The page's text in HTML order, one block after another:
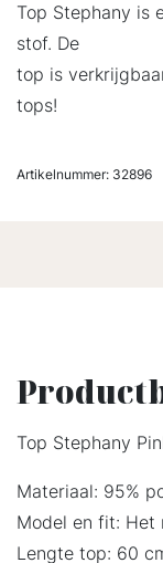
Top Stephany is
stof. De
top is
tops!
Artikelnummer: 32896
Top Stephany
Materiaal: 95%
Model en fit: Het
Lengte top: 60